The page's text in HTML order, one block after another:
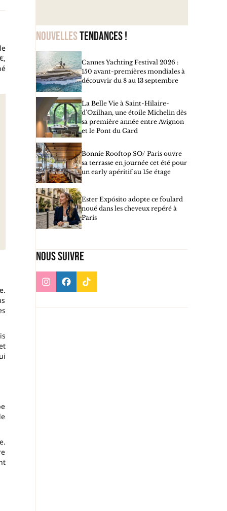
Nouvellestendances !
Cannes Yachting Festival 2026 :
150 avant-premières mondiales à
découvrir du 8 au 13 septembre
La Belle Vie à Saint-Hilaire-
d’Ozilhan, une étoile Michelin dès
sa première année entre Avignon
et le Pont du Gard
Bonnie Rooftop SO/ Paris ouvre
sa terrasse en journée cet été pour
un early apéritif au 15e étage
Ester Expósito adopte ce foulard
noué dans les cheveux repéré à
Paris
Nous suivre